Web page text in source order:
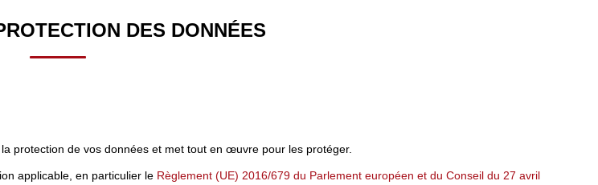
DES DONNÉES
protection de vos données et met tout en œuvre pour les protéger.
applicable, en particulier le Règlement (UE) 2016/679 du Parlement européen et du Conseil du 27 avril